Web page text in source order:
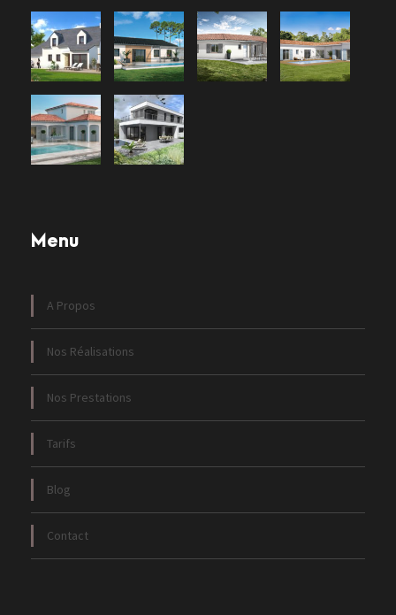
Menu
A Propos
Nos Réalisations
Nos Prestations
Tarifs
Blog
Contact